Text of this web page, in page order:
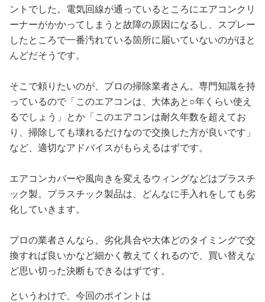
ントでした。電気回線が通っているところにエアコンクリ
ーナーがかかってしまうと故障の原因になるし、スプレー
したところで一番汚れている箇所に届いていないのがほと
んどだそうです。
そこで頼りたいのが、プロの掃除業者さん。専門知識を持
っているので「このエアコンは、大体あと○年くらい使え
るでしょう」とか「このエアコンは耐久年数を超えてお
り、掃除しても壊れるだけなので交換した方が良いです」
など、適切なアドバイスがもらえるはずです。
エアコンカバーや風向きを変えるウィングなどはプラスチ
ック製。プラスチック製品は、どんなに手入れをしても劣
化していきます。
プロの業者さんなら、劣化具合や大体どのタイミングで交
換すれば良いかなど細かく教えてくれるので、買い替えな
ど思い切った決断もできるはずです。
というわけで、今回のポイントは